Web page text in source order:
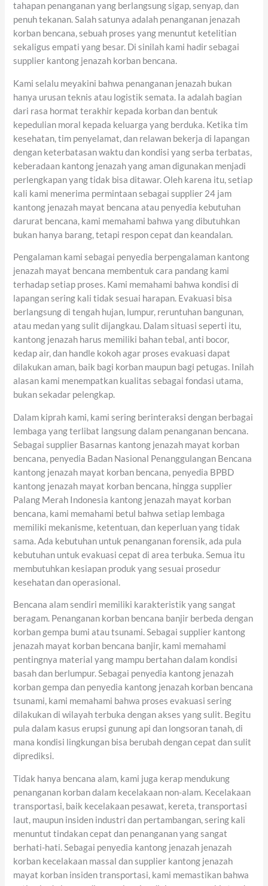
tahapan penanganan yang berlangsung sigap, senyap, dan
penuh tekanan. Salah satunya adalah penanganan jenazah
korban bencana, sebuah proses yang menuntut ketelitian
sekaligus empati yang besar. Di sinilah kami hadir sebagai
supplier kantong jenazah korban bencana.
Kami selalu meyakini bahwa penanganan jenazah bukan
hanya urusan teknis atau logistik semata. Ia adalah bagian
dari rasa hormat terakhir kepada korban dan bentuk
kepedulian moral kepada keluarga yang berduka. Ketika tim
kesehatan, tim penyelamat, dan relawan bekerja di lapangan
dengan keterbatasan waktu dan kondisi yang serba terbatas,
keberadaan kantong jenazah yang aman digunakan menjadi
perlengkapan yang tidak bisa ditawar. Oleh karena itu, setiap
kali kami menerima permintaan sebagai supplier 24 jam
kantong jenazah mayat bencana atau penyedia kebutuhan
darurat bencana, kami memahami bahwa yang dibutuhkan
bukan hanya barang, tetapi respon cepat dan keandalan.
Pengalaman kami sebagai penyedia berpengalaman kantong
jenazah mayat bencana membentuk cara pandang kami
terhadap setiap proses. Kami memahami bahwa kondisi di
lapangan sering kali tidak sesuai harapan. Evakuasi bisa
berlangsung di tengah hujan, lumpur, reruntuhan bangunan,
atau medan yang sulit dijangkau. Dalam situasi seperti itu,
kantong jenazah harus memiliki bahan tebal, anti bocor,
kedap air, dan handle kokoh agar proses evakuasi dapat
dilakukan aman, baik bagi korban maupun bagi petugas. Inilah
alasan kami menempatkan kualitas sebagai fondasi utama,
bukan sekadar pelengkap.
Dalam kiprah kami, kami sering berinteraksi dengan berbagai
lembaga yang terlibat langsung dalam penanganan bencana.
Sebagai supplier Basarnas kantong jenazah mayat korban
bencana, penyedia Badan Nasional Penanggulangan Bencana
kantong jenazah mayat korban bencana, penyedia BPBD
kantong jenazah mayat korban bencana, hingga supplier
Palang Merah Indonesia kantong jenazah mayat korban
bencana, kami memahami betul bahwa setiap lembaga
memiliki mekanisme, ketentuan, dan keperluan yang tidak
sama. Ada kebutuhan untuk penanganan forensik, ada pula
kebutuhan untuk evakuasi cepat di area terbuka. Semua itu
membutuhkan kesiapan produk yang sesuai prosedur
kesehatan dan operasional.
Bencana alam sendiri memiliki karakteristik yang sangat
beragam. Penanganan korban bencana banjir berbeda dengan
korban gempa bumi atau tsunami. Sebagai supplier kantong
jenazah mayat korban bencana banjir, kami memahami
pentingnya material yang mampu bertahan dalam kondisi
basah dan berlumpur. Sebagai penyedia kantong jenazah
korban gempa dan penyedia kantong jenazah korban bencana
tsunami, kami memahami bahwa proses evakuasi sering
dilakukan di wilayah terbuka dengan akses yang sulit. Begitu
pula dalam kasus erupsi gunung api dan longsoran tanah, di
mana kondisi lingkungan bisa berubah dengan cepat dan sulit
diprediksi.
Tidak hanya bencana alam, kami juga kerap mendukung
penanganan korban dalam kecelakaan non-alam. Kecelakaan
transportasi, baik kecelakaan pesawat, kereta, transportasi
laut, maupun insiden industri dan pertambangan, sering kali
menuntut tindakan cepat dan penanganan yang sangat
berhati-hati. Sebagai penyedia kantong jenazah jenazah
korban kecelakaan massal dan supplier kantong jenazah
mayat korban insiden transportasi, kami memastikan bahwa